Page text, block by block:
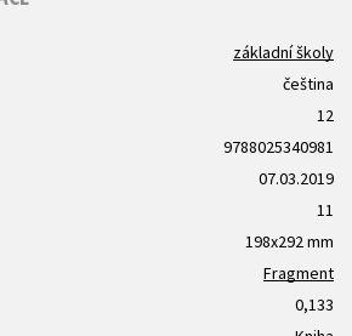
základní školy
čeština
12
9788025340981
07.03.2019
11
198x292 mm
Fragment
0,133